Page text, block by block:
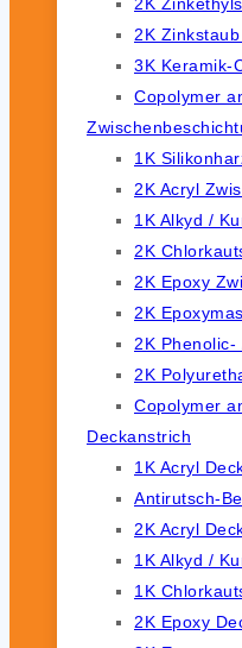
2K
3K Keramik-
Copolymer
1K
2K Acryl
1K Alkyd /
2K
2K Epoxy
2K
2K
2K
Copolymer
Deckanstrich
1K Acryl
Antirutsch-
2K Acryl
1K Alkyd /
1K
2K Epoxy